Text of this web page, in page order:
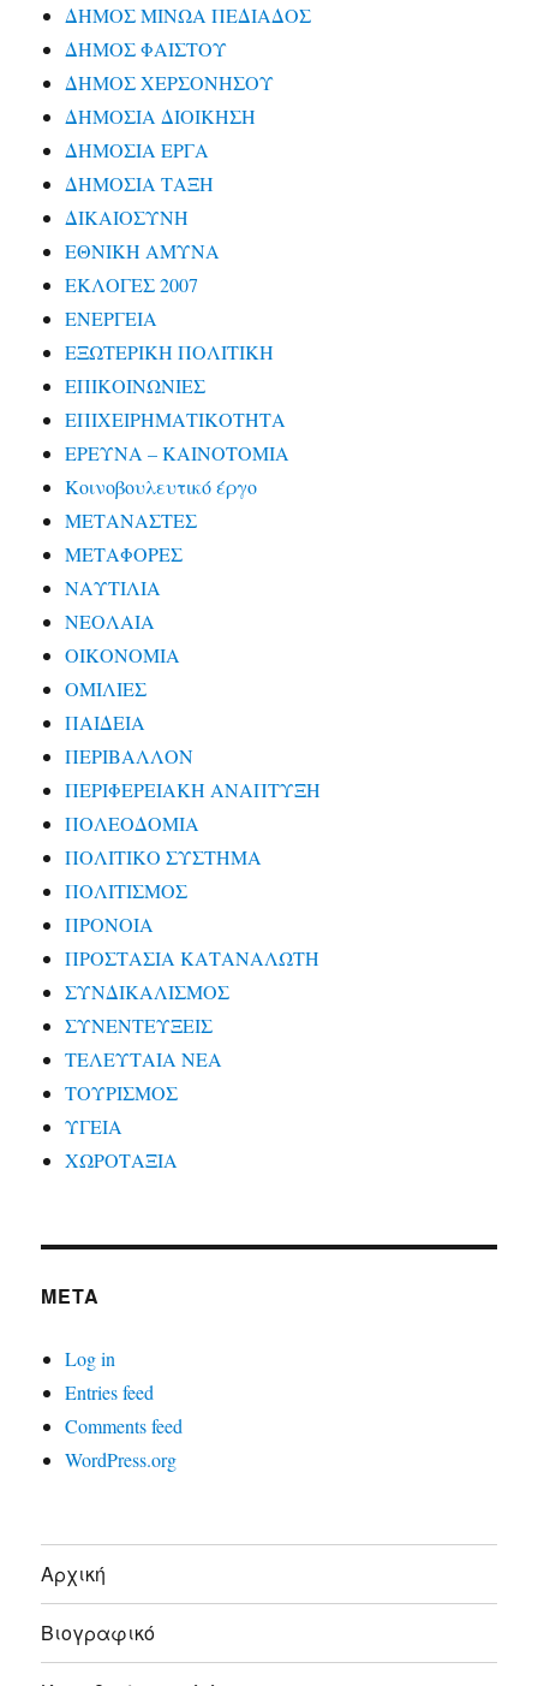
ΔΗΜΟΣ ΜΙΝΩΑ ΠΕΔΙΑΔΟΣ
ΔΗΜΟΣ ΦΑΙΣΤΟΥ
ΔΗΜΟΣ ΧΕΡΣΟΝΗΣΟΥ
ΔΗΜΟΣΙΑ ΔΙΟΙΚΗΣΗ
ΔΗΜΟΣΙΑ ΕΡΓΑ
ΔΗΜΟΣΙΑ ΤΑΞΗ
ΔΙΚΑΙΟΣΥΝΗ
ΕΘΝΙΚΗ ΑΜΥΝΑ
ΕΚΛΟΓΕΣ 2007
ΕΝΕΡΓΕΙΑ
ΕΞΩΤΕΡΙΚΗ ΠΟΛΙΤΙΚΗ
ΕΠΙΚΟΙΝΩΝΙΕΣ
ΕΠΙΧΕΙΡΗΜΑΤΙΚΟΤΗΤΑ
ΕΡΕΥΝΑ – ΚΑΙΝΟΤΟΜΙΑ
Κοινοβουλευτικό έργο
ΜΕΤΑΝΑΣΤΕΣ
ΜΕΤΑΦΟΡΕΣ
ΝΑΥΤΙΛΙΑ
ΝΕΟΛΑΙΑ
ΟΙΚΟΝΟΜΙΑ
ΟΜΙΛΙΕΣ
ΠΑΙΔΕΙΑ
ΠΕΡΙΒΑΛΛΟΝ
ΠΕΡΙΦΕΡΕΙΑΚΗ ΑΝΑΠΤΥΞΗ
ΠΟΛΕΟΔΟΜΙΑ
ΠΟΛΙΤΙΚΟ ΣΥΣΤΗΜΑ
ΠΟΛΙΤΙΣΜΟΣ
ΠΡΟΝΟΙΑ
ΠΡΟΣΤΑΣΙΑ ΚΑΤΑΝΑΛΩΤΗ
ΣΥΝΔΙΚΑΛΙΣΜΟΣ
ΣΥΝΕΝΤΕΥΞΕΙΣ
ΤΕΛΕΥΤΑΙΑ ΝΕΑ
ΤΟΥΡΙΣΜΟΣ
ΥΓΕΙΑ
ΧΩΡΟΤΑΞΙΑ
META
Log in
Entries feed
Comments feed
WordPress.org
Αρχική
Βιογραφικό